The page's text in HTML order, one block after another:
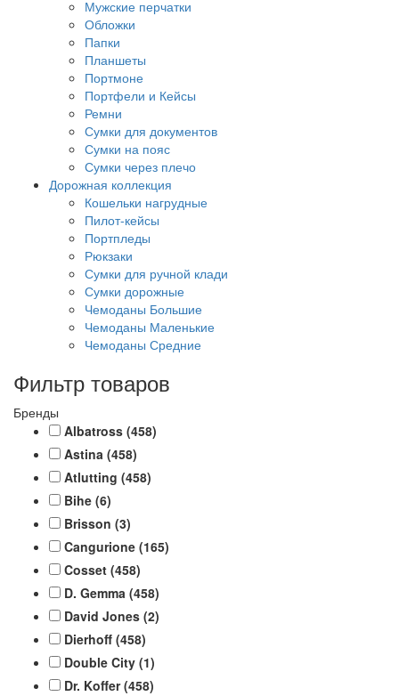
Мужские перчатки
Обложки
Папки
Планшеты
Портмоне
Портфели и Кейсы
Ремни
Сумки для документов
Сумки на пояс
Сумки через плечо
Дорожная коллекция
Кошельки нагрудные
Пилот-кейсы
Портпледы
Рюкзаки
Сумки для ручной клади
Сумки дорожные
Чемоданы Большие
Чемоданы Маленькие
Чемоданы Средние
Фильтр товаров
Бренды
Albatross (458)
Astina (458)
Atlutting (458)
Bihe (6)
Brisson (3)
Cangurione (165)
Cosset (458)
D. Gemma (458)
David Jones (2)
Dierhoff (458)
Double City (1)
Dr. Koffer (458)